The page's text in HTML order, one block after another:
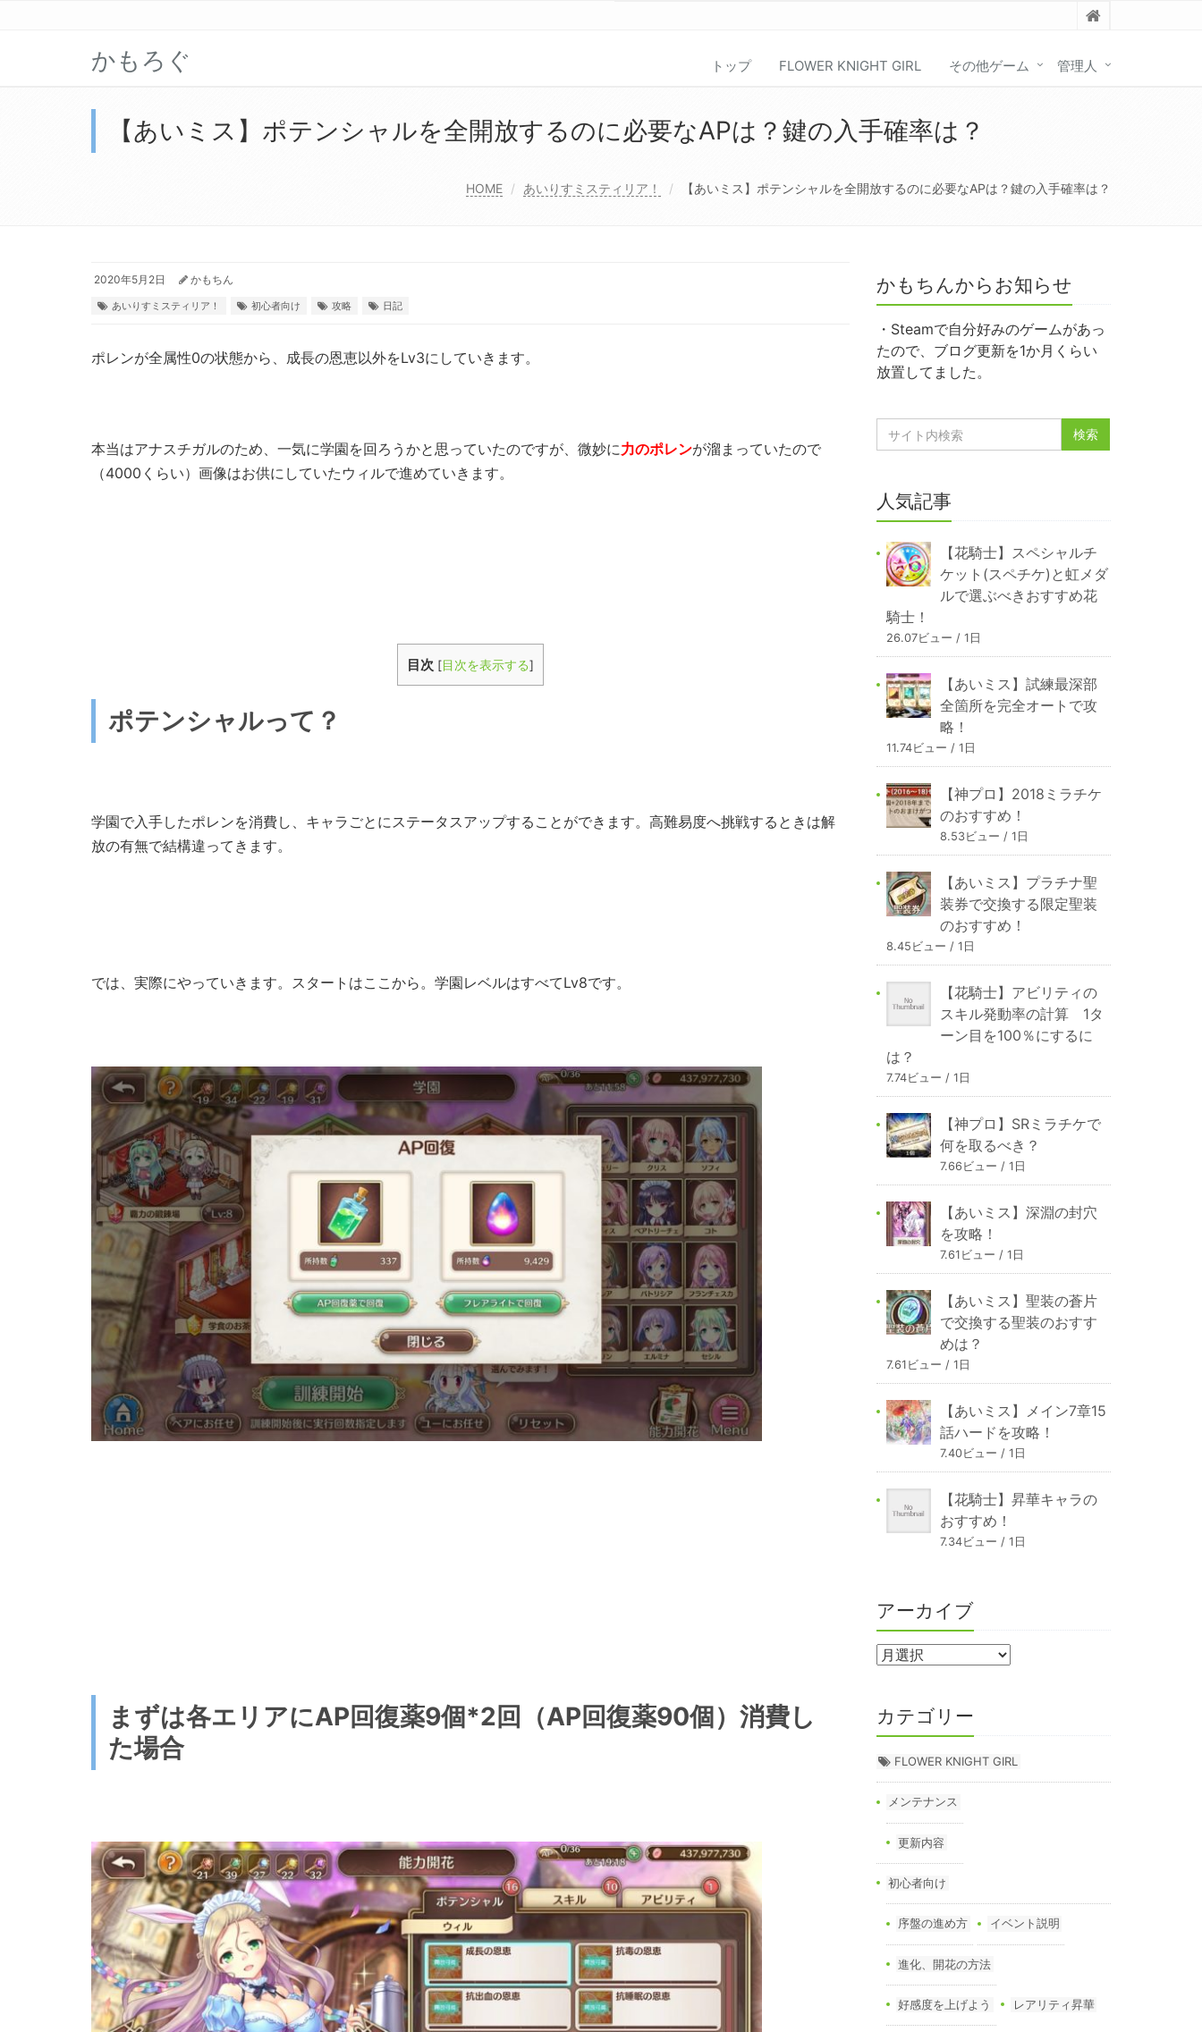
かもろぐ トップ FLOWER KNIGHT GIRL その他ゲーム 管理人
【あいミス】ポテンシャルを全開放するのに必要なAPは？鍵の入手確率は？
HOME あいりすミスティリア！ 【あいミス】ポテンシャルを全開放するのに必要なAPは？鍵の入手確率は？
2020年5月2日 かもちん
あいりすミスティリア！ 初心者向け 攻略 日記
ポレンが全属性0の状態から、成長の恩恵以外をLv3にしていきます。
本当はアナスチガルのため、一気に学園を回ろうかと思っていたのですが、微妙に力のポレンが溜まっていたので
（4000くらい）画像はお供にしていたウィルで進めていきます。
目次 [目次を表示する]
ポテンシャルって？
学園で入手したポレンを消費し、キャラごとにステータスアップすることができます。高難易度へ挑戦するときは解
放の有無で結構違ってきます。
では、実際にやっていきます。スタートはここから。学園レベルはすべてLv8です。
まずは各エリアにAP回復薬9個*2回（AP回復薬90個）消費し
た場合
かもちんからお知らせ
・Steamで自分好みのゲームがあっ
たので、ブログ更新を1か月くらい
放置してました。
人気記事
【花騎士】スペシャルチ
ケット(スペチケ)と虹メダ
ルで選ぶべきおすすめ花
騎士！
26.07ビュー / 1日
【あいミス】試練最深部
全箇所を完全オートで攻
略！
11.74ビュー / 1日
【神プロ】2018ミラチケ
のおすすめ！
8.53ビュー / 1日
【あいミス】プラチナ聖
装券で交換する限定聖装
のおすすめ！
8.45ビュー / 1日
【花騎士】アビリティの
スキル発動率の計算 1タ
ーン目を100％にするに
は？
7.74ビュー / 1日
【神プロ】SRミラチケで
何を取るべき？
7.66ビュー / 1日
【あいミス】深淵の封穴
を攻略！
7.61ビュー / 1日
【あいミス】聖装の蒼片
で交換する聖装のおすす
めは？
7.61ビュー / 1日
【あいミス】メイン7章15
話ハードを攻略！
7.40ビュー / 1日
【花騎士】昇華キャラの
おすすめ！
7.34ビュー / 1日
アーカイブ
カテゴリー
FLOWER KNIGHT GIRL
メンテナンス
更新内容
初心者向け
序盤の進め方 イベント説明
進化、開花の方法
好感度を上げよう レアリティ昇華